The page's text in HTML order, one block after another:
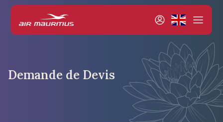
Demande de Devis